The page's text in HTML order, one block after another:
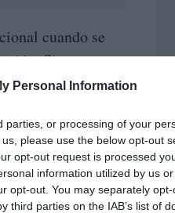
Personal Information
parties, or processing of your
please use the below opt-out
opt-out request is processed
information utilized by us
opt-out. You may separately
third parties on the IAB’s list of
cuando se
Sin
de Manhattan
Nueva York.
Lo que está
que durante
de Manhattan.